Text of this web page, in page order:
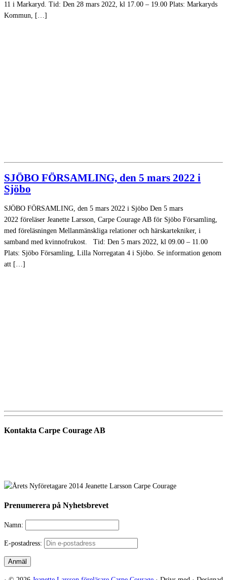
11 i Markaryd. Tid: Den 28 mars 2022, kl 17.00 – 19.00 Plats: Markaryds
Kommun, […]
SJÖBO FÖRSAMLING, den 5 mars 2022 i
Sjöbo
SJÖBO FÖRSAMLING, den 5 mars 2022 i Sjöbo Den 5 mars
2022 föreläser Jeanette Larsson, Carpe Courage AB för Sjöbo Församling,
med föreläsningen Mellanmänskliga relationer och härskartekniker, i
samband med kvinnofrukost. Tid: Den 5 mars 2022, kl 09.00 – 11.00
Plats: Sjöbo Församling, Lilla Norregatan 4 i Sjöbo. Se information genom
att […]
Kontakta Carpe Courage AB
Prenumerera på Nyhetsbrevet
Namn:
E-postadress: